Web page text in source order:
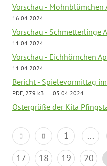
Vorschau - Mohnblümchen
16.04.2024
Vorschau - Schmetterlinge
11.04.2024
Vorschau - Eichhörnchen
11.04.2024
Bericht - Spielevormittag
PDF, 279 kB 05.04.2024
Ostergrüße der Kita
1 ...
17
18 19 20